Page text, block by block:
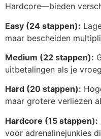
Hardcore—bieden
Easy (24 stappen):
maar bescheiden
Medium (22 stappen):
uitbetalingen als je
Hard (20 stappen):
maar grotere verliezen
Hardcore (15 stappen):
voor adrenalinejunkies